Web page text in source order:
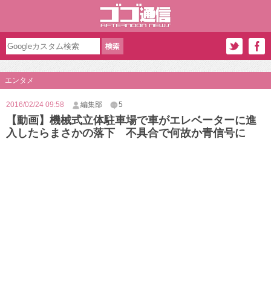
エンタメ
2016/02/24 09:58 編集部 5
【動画】機械式立体駐車場で車がエレベーターに進
入したらまさかの落下 不具合で何故か青信号に